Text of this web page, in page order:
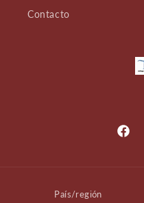
Contacto
País/región